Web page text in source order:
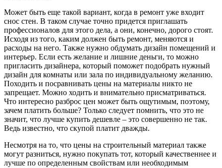
Может быть еще такой вариант, когда в ремонт уже входит
снос стен. В таком случае точно придется приглашать
профессионалов для этого дела, а они, конечно, дорого стоят.
Исходя из того, каким должен быть ремонт, меняются и
расходы на него. Также нужно обдумать дизайн помещений и
интерьер. Если есть желание и лишние деньги, то можно
пригласить дизайнера, который поможет подобрать нужный
дизайн для комнаты или зала по индивидуальному желанию.
Походить и посравнивать цены на материалы никто не
запрещает. Можно ходить и внимательно присматриваться.
Что интересно разброс цен может быть ощутимым, поэтому,
зачем платить больше? Только следует помнить, что это не
значит, что лучше купить дешевле – это совершенно не так.
Ведь известно, что скупой платит дважды.
Несмотря на то, что цены на строительный материал также
могут разниться, нужно покупать тот, который качественнее и
лучше по определенным свойствам или необходимым